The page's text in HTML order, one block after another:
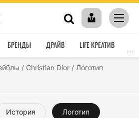
БРЕНДЫ ДРАЙВ LIFE КРЕАТИВ
›››
/ Christian Dior / Логотип
История Логотип